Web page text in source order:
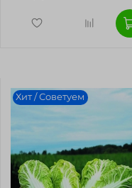
Хит / Советуем